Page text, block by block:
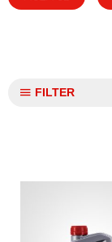
FILTER